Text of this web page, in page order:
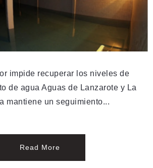
impide recuperar los niveles de
de agua Aguas de Lanzarote y La
mantiene un seguimiento...
Read More